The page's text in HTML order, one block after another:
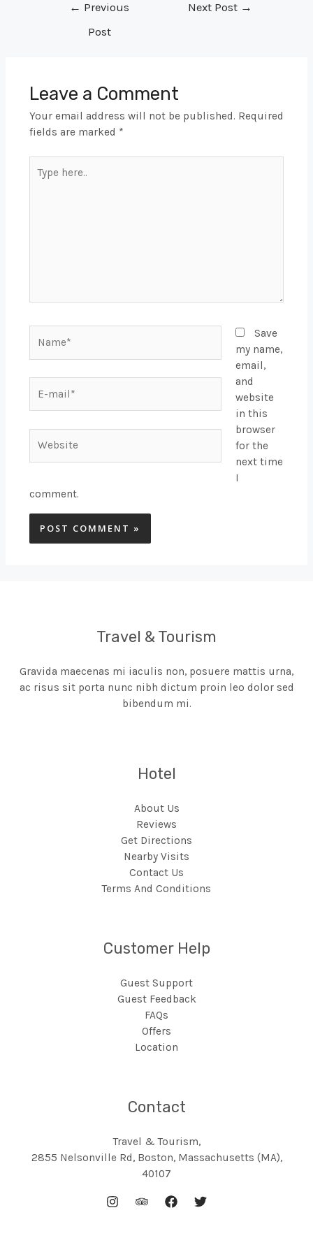
← Previous
Post
Next Post →
Leave a Comment
Your email address will not be published. Required
fields are marked *
here..
mail*
Save
my name,
email,
and
website
in this
browser
for the
next time
I
comment.
Travel & Tourism
Gravida maecenas mi iaculis non, posuere mattis urna,
ac risus sit porta nunc nibh dictum proin leo dolor sed
bibendum mi.
Hotel
About Us
Reviews
Get Directions
Nearby Visits
Contact Us
Terms And Conditions
Customer Help
Guest Support
Guest Feedback
FAQs
Offers
Location
Contact
Travel & Tourism,
2855 Nelsonville Rd, Boston, Massachusetts (MA),
40107